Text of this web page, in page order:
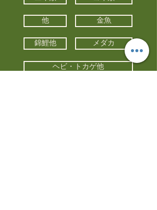
他 金魚
錦鯉他 メダカ
ヘビ・トカゲ他